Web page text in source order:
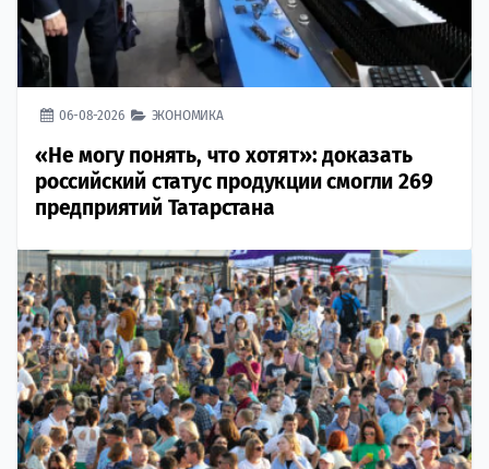
06-08-2026 ЭКОНОМИКА
«Не могу понять, что хотят»: доказать
российский статус продукции смогли 269
предприятий Татарстана